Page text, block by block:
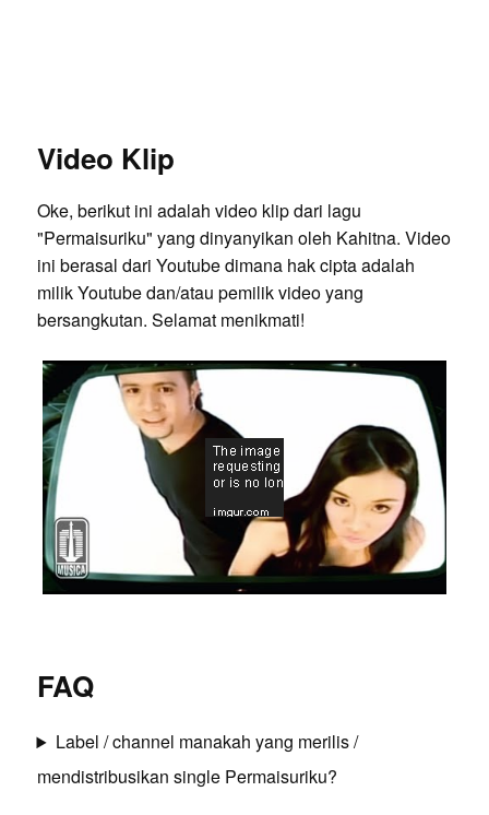
Video Klip
Oke, berikut ini adalah video klip dari lagu
"Permaisuriku" yang dinyanyikan oleh Kahitna. Video
ini berasal dari Youtube dimana hak cipta adalah
milik Youtube dan/atau pemilik video yang
bersangkutan. Selamat menikmati!
FAQ
Label / channel manakah yang merilis /
mendistribusikan single Permaisuriku?